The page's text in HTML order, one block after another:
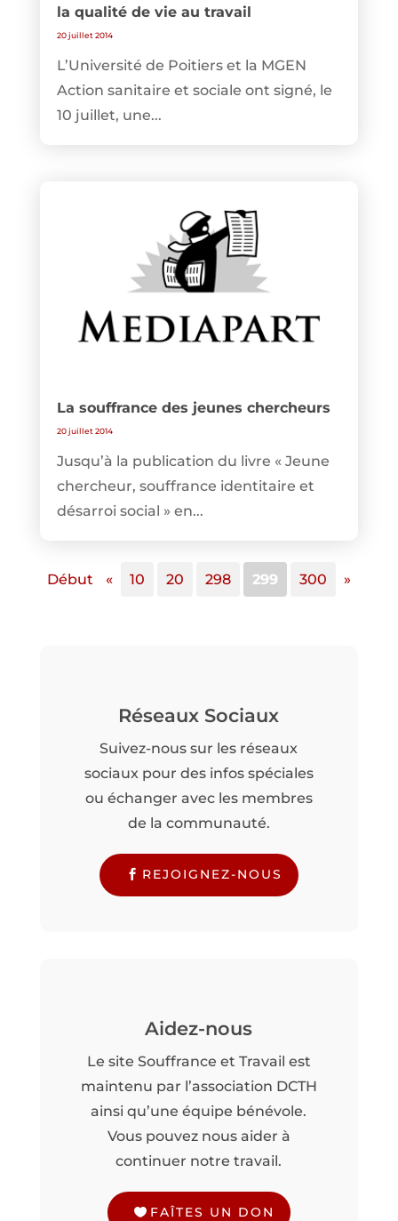
la qualité de vie au travail
20 juillet 2014
L’Université de Poitiers et la MGEN
Action sanitaire et sociale ont signé, le
10 juillet, une...
La souffrance des jeunes chercheurs
20 juillet 2014
Jusqu’à la publication du livre « Jeune
chercheur, souffrance identitaire et
désarroi social » en...
Début « 10 20 298 299 300 »
Réseaux Sociaux
Suivez-nous sur les réseaux
sociaux pour des infos spéciales
ou échanger avec les membres
de la communauté.
REJOIGNEZ-NOUS
Aidez-nous
Le site Souffrance et Travail est
maintenu par l’association DCTH
ainsi qu’une équipe bénévole.
Vous pouvez nous aider à
continuer notre travail.
FAÎTES UN DON